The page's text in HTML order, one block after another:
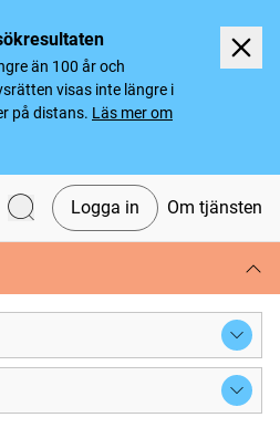
än 100 år och
visas inte längre i
på distans. Läs mer om
Logga in Om tjänsten